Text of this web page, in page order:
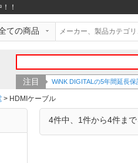
！
注目 WiNK DIGITALの5年間延長
> HDMIケーブル
4件中、1件から4件ま